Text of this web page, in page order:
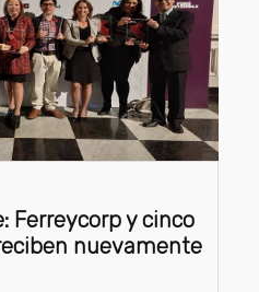
Ferreycorp y cinco
nuevamente